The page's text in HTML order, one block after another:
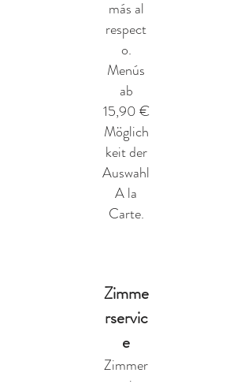
más al
respect
o.
Menús
ab
15,90 €
Möglich
keit der
Auswahl
A la
Carte.
Zimme
rservic
e
Zimmer